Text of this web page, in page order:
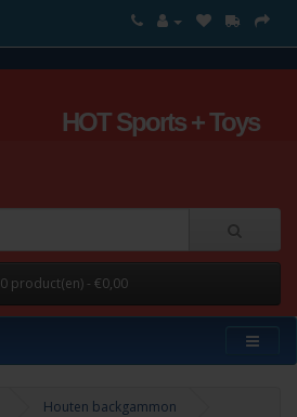
HOT Sports + Toys
0 product(en) - €0,00
Houten backgammon